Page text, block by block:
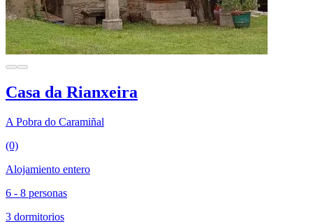
Casa da Rianxeira
A Pobra do Caramiñal
(0)
Alojamiento entero
6 - 8 personas
3 dormitorios